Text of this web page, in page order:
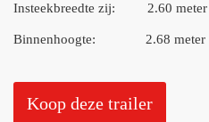
Insteekbreedte zij: 2.60 meter
Binnenhoogte: 2.68 meter
Koop deze trailer